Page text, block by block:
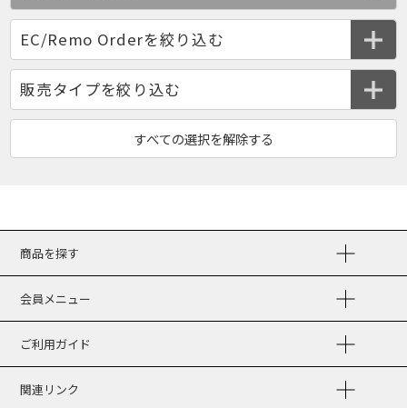
商品を探す
会員メニュー
ご利用ガイド
関連リンク